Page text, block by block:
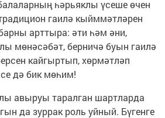
һәрьяклы үсеше өчен
гаилә кыйммәтләрен
арттыра: әти һәм әни,
мөнәсәбәт, берничә буын гаилә
кайгыртып, хөрмәтләп
дә бик мөһим!
авыруы таралган шартларда
да зуррак роль уйный. Бүгенге